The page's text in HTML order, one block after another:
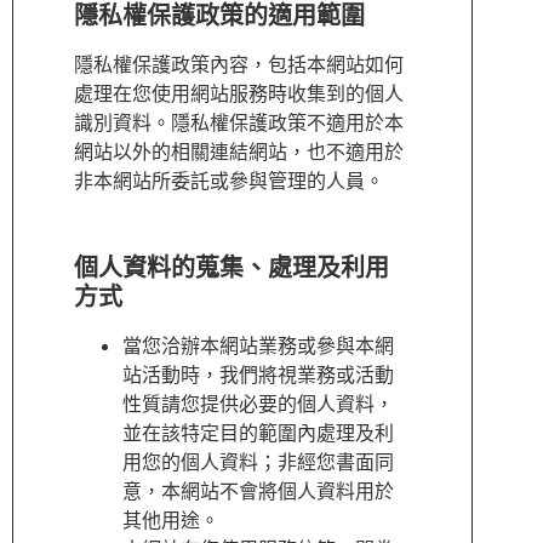
隱私權保護政策的適用範圍
隱私權保護政策內容，包括本網站如何
處理在您使用網站服務時收集到的個人
識別資料。隱私權保護政策不適用於本
網站以外的相關連結網站，也不適用於
非本網站所委託或參與管理的人員。
個人資料的蒐集、處理及利用
方式
當您洽辦本網站業務或參與本網
站活動時，我們將視業務或活動
性質請您提供必要的個人資料，
並在該特定目的範圍內處理及利
用您的個人資料；非經您書面同
意，本網站不會將個人資料用於
其他用途。